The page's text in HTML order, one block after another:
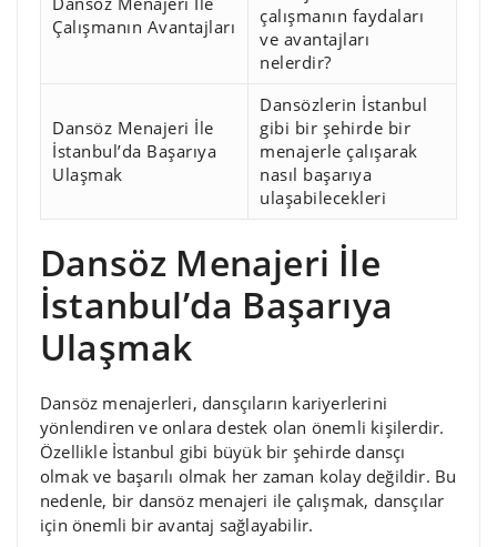
Çalışmanın Avantajları
çalışmanın faydaları
ve avantajları
nelerdir?
Dansöz Menajeri İle
İstanbul’da Başarıya
Ulaşmak
Dansözlerin İstanbul
gibi bir şehirde bir
menajerle çalışarak
nasıl başarıya
ulaşabilecekleri
Dansöz Menajeri İle
İstanbul’da Başarıya
Ulaşmak
Dansöz menajerleri, dansçıların kariyerlerini
yönlendiren ve onlara destek olan önemli kişilerdir.
Özellikle İstanbul gibi büyük bir şehirde dansçı
olmak ve başarılı olmak her zaman kolay değildir. Bu
nedenle, bir dansöz menajeri ile çalışmak, dansçılar
için önemli bir avantaj sağlayabilir.